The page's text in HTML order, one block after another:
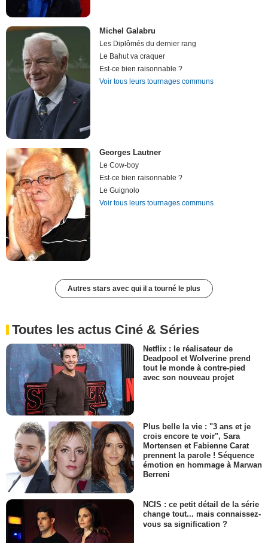
Michel Galabru
Les Diplômés du dernier rang
Le Bahut va craquer
Est-ce bien raisonnable ?
Voir tous leurs tournages communs
Georges Lautner
Le Cow-boy
Est-ce bien raisonnable ?
Le Guignolo
Voir tous leurs tournages communs
Autres stars avec qui il a tourné le plus
Toutes les actus Ciné & Séries
Netflix : le réalisateur de
Deadpool et Wolverine prend
tout le monde à contre-pied
avec son nouveau projet
Plus belle la vie : "3 ans et je
crois encore te voir", Sara
Mortensen et Fabienne Carat
prennent la parole ! Séquence
émotion en hommage à Marwan
Berreni
NCIS : ce petit détail de la série
change tout... mais connaissez-
vous sa signification ?